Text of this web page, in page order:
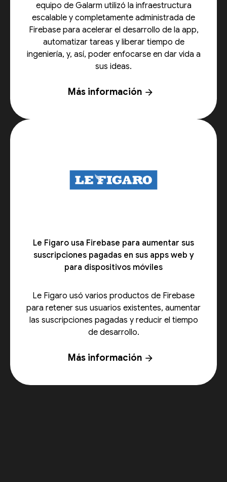
equipo de Galarm utilizó la infraestructura
escalable y completamente administrada de
Firebase para acelerar el desarrollo de la app,
automatizar tareas y liberar tiempo de
ingeniería, y, así, poder enfocarse en dar vida a
sus ideas.
Más información arrow_forward
Le Figaro usa Firebase para aumentar sus
suscripciones pagadas en sus apps web y
para dispositivos móviles
Le Figaro usó varios productos de Firebase
para retener sus usuarios existentes, aumentar
las suscripciones pagadas y reducir el tiempo
de desarrollo.
Más información arrow_forward